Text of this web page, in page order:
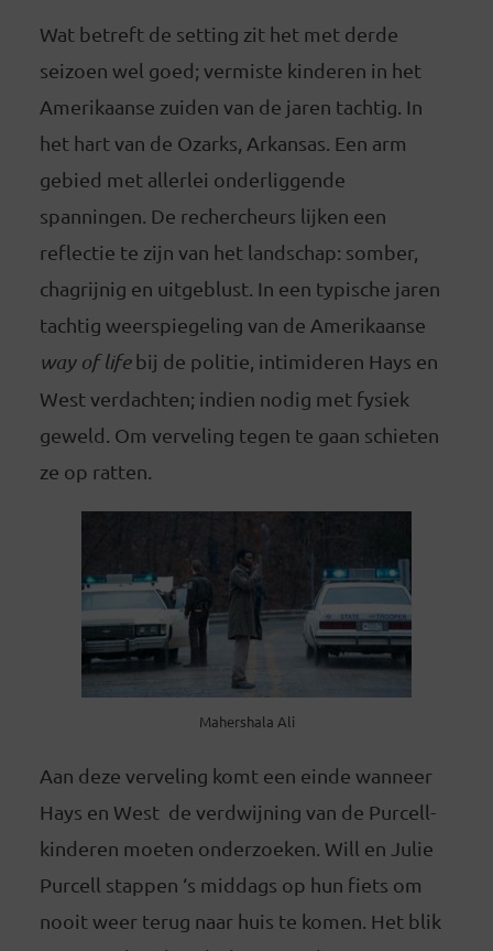
Wat betreft de setting zit het met derde
seizoen wel goed; vermiste kinderen in het
Amerikaanse zuiden van de jaren tachtig. In
het hart van de Ozarks, Arkansas. Een arm
gebied met allerlei onderliggende
spanningen. De rechercheurs lijken een
reflectie te zijn van het landschap: somber,
chagrijnig en uitgeblust. In een typische jaren
tachtig weerspiegeling van de Amerikaanse
way of lifebij de politie, intimideren Hays en
West verdachten; indien nodig met fysiek
geweld. Om verveling tegen te gaan schieten
ze op ratten.
Mahershala Ali
Aan deze verveling komt een einde wanneer
Hays en West de verdwijning van de Purcell-
kinderen moeten onderzoeken. Will en Julie
Purcell stappen ‘s middags op hun fiets om
nooit weer terug naar huis te komen. Het blik